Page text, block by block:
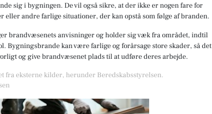
sig i bygningen. De vil også sikre, at der ikke er nogen fare for
eller andre farlige situationer, der kan opstå som følge af branden.
brandvæsenets anvisninger og holder sig væk fra området, indtil
Bygningsbrande kan være farlige og forårsage store skader, så det
og give brandvæsenet plads til at udføre deres arbejde.
fra eksterne kilder, herunder Beredskabsstyrelsen.